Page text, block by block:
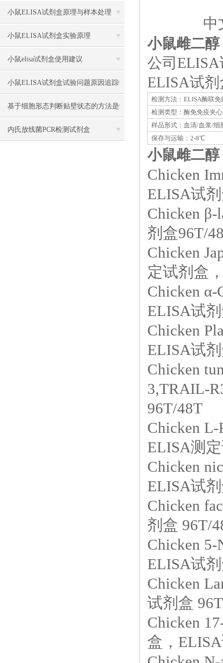
小鼠ELISA试剂盒原理与样本处理
小鼠ELISA试剂盒实验原理
小鼠elisa试剂盒使用建议
小鼠ELISA试剂盒试验问题原因追踪
基于细胞形态判断贴壁状态的方法是
什么？细胞形态改变与贴壁能力的对
内氏放线菌PCR检测试剂盒
中
小鼠雌二
公司
ELISA试
检测方法：ELISA酶联免
检测类型：酶免免疫夹
样品形式：血清/血浆/细
保存与运输：2-8℃
小鼠雌二
Chicken
ELISA试
Chicken
剂盒96T/
Chicken
定试剂盒
Chicken
ELISA试
Chicken
ELISA试
Chicken
3,TRAIL-
96T/48T
Chicken L-
ELISA测
Chicken
ELISA试
Chicken
剂盒 96T/
Chicken
ELISA试
Chicken
试剂盒
Chicken
盒，